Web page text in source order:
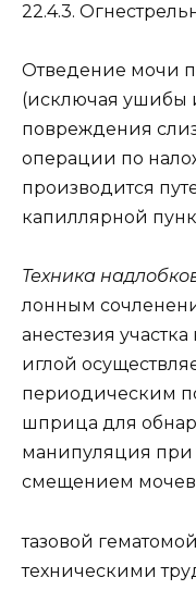
22.4.3.
Отведение мочи
(исключая ушибы
повреждения
операции по
производится
капиллярной
Техника
лонным
анестезия
иглой
периодическим
шприца для
манипуляция при
смещением
тазовой
техническими